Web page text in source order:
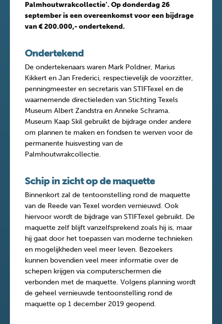
Palmhoutwrakcollectie’. Op donderdag 26
september is een overeenkomst voor een bijdrage
van € 200.000,- ondertekend.
Ondertekend
De ondertekenaars waren Mark Poldner, Marius
Kikkert en Jan Frederici, respectievelijk de voorzitter,
penningmeester en secretaris van STIFTexel en de
waarnemende directieleden van Stichting Texels
Museum Albert Zandstra en Anneke Schrama.
Museum Kaap Skil gebruikt de bijdrage onder andere
om plannen te maken en fondsen te werven voor de
permanente huisvesting van de
Palmhoutwrakcollectie.
Schip in zicht op de maquette
Binnenkort zal de tentoonstelling rond de maquette
van de Reede van Texel worden vernieuwd. Ook
hiervoor wordt de bijdrage van STIFTexel gebruikt. De
maquette zelf blijft vanzelfsprekend zoals hij is, maar
hij gaat door het toepassen van moderne technieken
en mogelijkheden veel meer leven. Bezoekers
kunnen bovendien veel meer informatie over de
schepen krijgen via computerschermen die
verbonden met de maquette. Volgens planning wordt
de geheel vernieuwde tentoonstelling rond de
maquette op 1 december 2019 geopend.